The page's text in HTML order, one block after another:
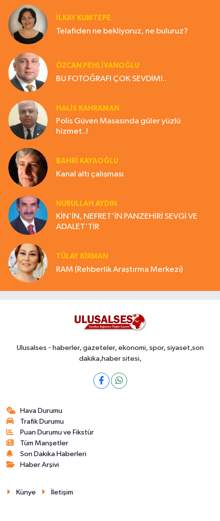
İLKAY KUMTEPE
Telafiden ne bekliyoruz, ne buluruz?
ÖZCAN PEHLİVANOĞLU
BU FOTOĞRAFI ÇOK SEVDİM!..
HALIS KAHRAMAN
Polis Güven Masasında güler yüzlü
hizmet..!
BAHRI KAYAOĞLU
Kanal altı çalışması
NURULLAH AYDIN
KİN'İN, NEFRET'İN PANZEHİRİ SEVGİ VE
ADALET'TİR
TÜLAY KİRMAN
RAM (Rehberlik Araştırma Merkezi)
Ulusalses - haberler, gazeteler, ekonomi, spor, siyaset,son
dakika,haber sitesi,
Hava Durumu
Trafik Durumu
Puan Durumu ve Fikstür
Tüm Manşetler
Son Dakika Haberleri
Haber Arşivi
Künye İletişim